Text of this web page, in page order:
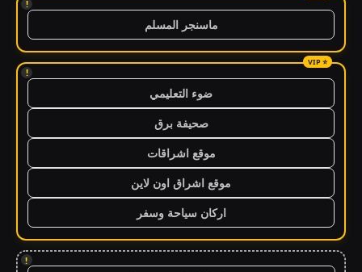
!
ماسنجر المسلم
!
ضوء التعليمي
صحيفة برق
موقع اشراقات
موقع اشراق اون لاين
اركان سياحة وسفر
!